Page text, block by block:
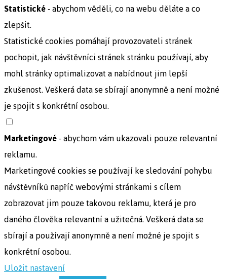
Statistické- abychom věděli, co na webu děláte a co
zlepšit.
Statistické cookies pomáhají provozovateli stránek
pochopit, jak návštěvníci stránek stránku používají, aby
mohl stránky optimalizovat a nabídnout jim lepší
zkušenost. Veškerá data se sbírají anonymně a není možné
je spojit s konkrétní osobou.
Marketingové- abychom vám ukazovali pouze relevantní
reklamu.
Marketingové cookies se používají ke sledování pohybu
návštěvníků napříč webovými stránkami s cílem
zobrazovat jim pouze takovou reklamu, která je pro
daného člověka relevantní a užitečná. Veškerá data se
sbírají a používají anonymně a není možné je spojit s
konkrétní osobou.
Uložit nastavení